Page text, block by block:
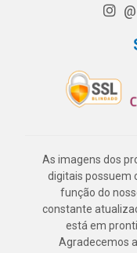
As imagens dos
digitais possuem
função do
constante
está em
Agradecemos